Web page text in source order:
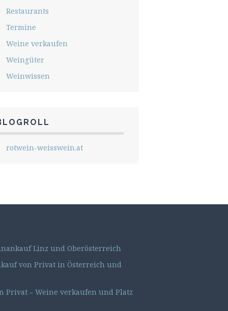
Restaurants
Termine
Weine verkaufen
Weingüter
Weinwissen
rotwein-weisswein.at
Linz und Oberösterreich
von Privat in Österreich und
Privat – Weine verkaufen und Platz